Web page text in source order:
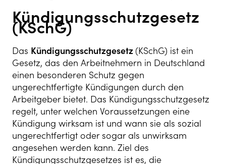
Kündigungsschutzgesetz
(KSchG)
Das Kündigungsschutzgesetz (KSchG) ist ein
Gesetz, das den Arbeitnehmern in Deutschland
einen besonderen Schutz gegen
ungerechtfertigte Kündigungen durch den
Arbeitgeber bietet. Das Kündigungsschutzgesetz
regelt, unter welchen Voraussetzungen eine
Kündigung wirksam ist und wann sie als sozial
ungerechtfertigt oder sogar als unwirksam
angesehen werden kann. Ziel des
Kündigungsschutzgesetzes ist es, die